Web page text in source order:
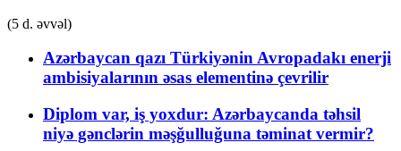
(5 d. əvvəl)
Azərbaycan qazı Türkiyənin Avropadakı enerji
ambisiyalarının əsas elementinə çevrilir
Diplom var, iş yoxdur: Azərbaycanda təhsil
niyə gənclərin məşğulluğuna təminat vermir?